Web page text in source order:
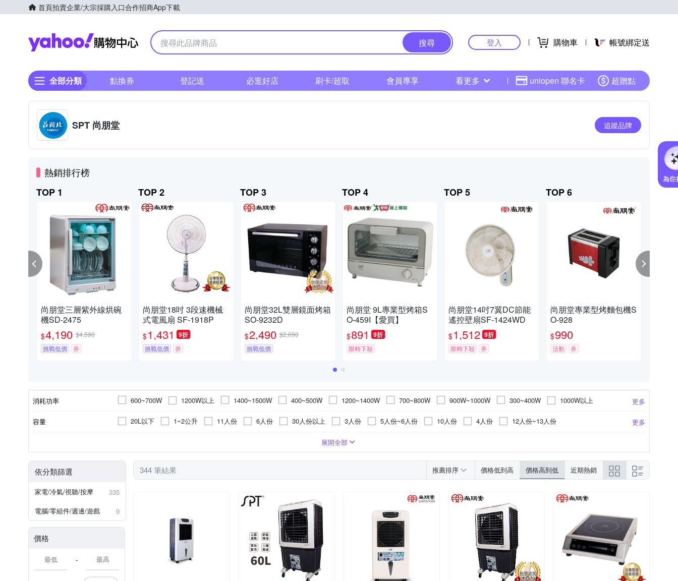
首頁拍賣企業/大宗採購入口合作招商App下載
Yahoo購物中心
搜尋 登入 購物車 帳號綁定送
全部分類 點換券 登記送 必逛好店 刷卡/超取 會員專享 看更多 uniopen 聯名卡 超贈點
SPT 尚朋堂 追蹤品牌
熱銷排行榜
TOP 1
尚朋堂三層紫外線烘碗
機SD-2475
$4,190 $4,590
挑戰低價
券
TOP 2
尚朋堂18吋 3段速機械
式電風扇 SF-1918P
$1,431 9折
挑戰低價 券
TOP 3
尚朋堂32L雙層鏡面烤箱
SO-9232D
$2,490 $2,690
挑戰低價
TOP 4
尚朋堂 9L專業型烤箱S
O-459I【愛買】
$891 9折
限時下殺
TOP 5
尚朋堂14吋7翼DC節能
遙控壁扇SF-1424WD
$1,512 9折
限時下殺 券
TOP 6
尚朋堂專業型烤麵包機S
O-928
$990
活動 券
消耗功率 更多
600~700W 1200W以上 1400~1500W 400~500W 1200~1400W 700~800W 900W~1000W 300~400W
1000W以上
800~900W
300W以下 1100~1200W 700W~1000W 200W以下 500~600W 1500W以上 900~1000W
750W
容量 更多
20L以下 1~2公升 11人份 6人份 30人份以上 3人份 5人份~6人份 10人份 4人份
12人份~13人份
15人份
13人份以上
20-30L 9人份~10人份 4人份以下 9L
陶瓷式
電子鍋配件 專業型調理機
七片式
展開全部
依分類篩選
家電/冷氣/視聽/按摩
335
電腦/零組件/週邊/遊戲
9
價格
-
344 筆結果 推薦排序 價格低到高 價格高到低 近期熱銷